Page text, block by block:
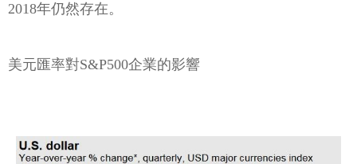
2018年仍然存在。
美元匯率對S&P500企業的影響